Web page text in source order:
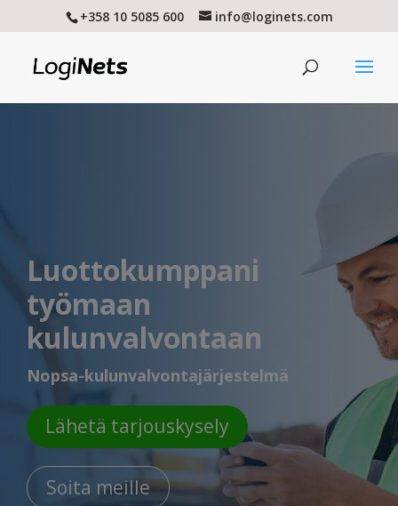
+358 10 5085 600 info@loginets.com
Luottokumppani
työmaan
kulunvalvontaan
Nopsa-kulunvalvontajärjestelmä
Lähetä tarjouskysely
Soita meille